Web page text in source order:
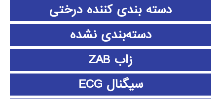
دسته بندی کننده درختی
دسته‌بندی نشده
زاب ZAB
سیگنال ECG